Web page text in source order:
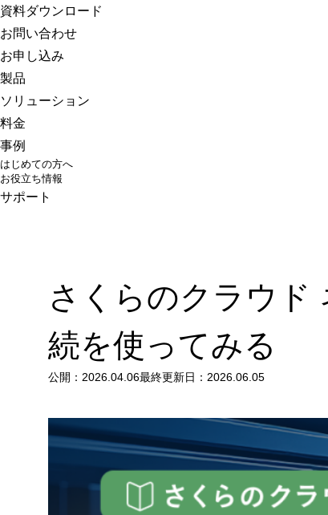
さくらのクラウド
資料ダウンロード
お問い合わせ
お申し込み
製品
ソリューション
料金
事例
はじめての方へ
お役立ち情報
サポート
さくらのクラウド
続を使ってみる
公開： 2026.04.06最終更新日： 2026.06.05